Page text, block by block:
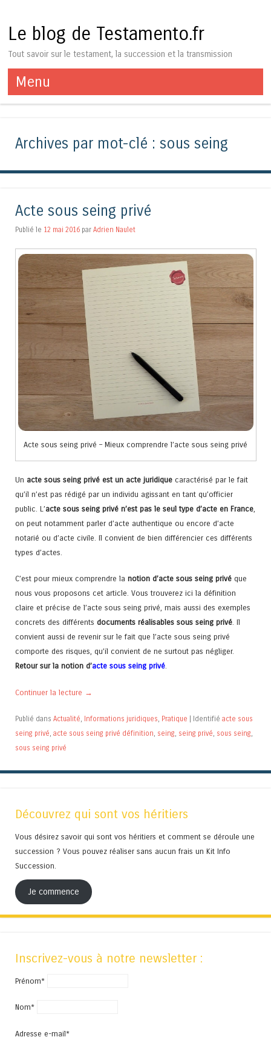
Le blog de Testamento.fr
Tout savoir sur le testament, la succession et la transmission
Menu
Aller au contenu
Archives par mot-clé : sous seing
Acte sous seing privé
Publié le 12 mai 2016 par Adrien Naulet
Acte sous seing privé – Mieux comprendre l’acte sous seing privé
Un acte sous seing privé est un acte juridique caractérisé par le fait
qu’il n’est pas rédigé par un individu agissant en tant qu’officier
public. L’acte sous seing privé n’est pas le seul type d’acte en France,
on peut notamment parler d’acte authentique ou encore d’acte
notarié ou d’acte civile. Il convient de bien différencier ces différents
types d’actes.
C’est pour mieux comprendre la notion d’acte sous seing privé que
nous vous proposons cet article. Vous trouverez ici la définition
claire et précise de l’acte sous seing privé, mais aussi des exemples
concrets des différents documents réalisables sous seing privé. Il
convient aussi de revenir sur le fait que l’acte sous seing privé
comporte des risques, qu’il convient de ne surtout pas négliger.
Retour sur la notion d’acte sous seing privé.
Continuer la lecture →
Publié dans Actualité Informations juridiques Pratique | Identifié acte sous
seing privé acte sous seing privé définition seing seing privé sous seing
sous seing privé
Découvrez qui sont vos héritiers
Vous désirez savoir qui sont vos héritiers et comment se déroule une
succession ? Vous pouvez réaliser sans aucun frais un Kit Info
Succession.
Je commence
Inscrivez-vous à notre newsletter :
Prénom*
Nom*
Adresse e-mail*